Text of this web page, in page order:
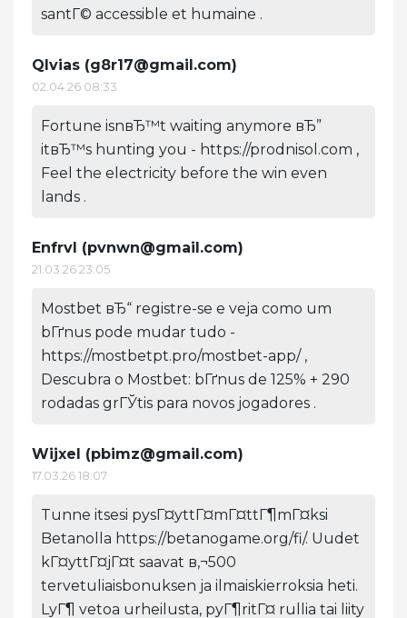
santГ© accessible et humaine .
Qlvias (g8r17@gmail.com)
02.04.26 08:33
Fortune isnвЂ™t waiting anymore вЂ”
itвЂ™s hunting you - https://prodnisol.com ,
Feel the electricity before the win even
lands .
Enfrvl (pvnwn@gmail.com)
21.03.26 23:05
Mostbet вЂ“ registre-se e veja como um
bГґnus pode mudar tudo -
https://mostbetpt.pro/mostbet-app/ ,
Descubra o Mostbet: bГґnus de 125% + 290
rodadas grГЎtis para novos jogadores .
Wijxel (pbimz@gmail.com)
17.03.26 18:07
Tunne itsesi pysГ¤yttГ¤mГ¤ttГ¶mГ¤ksi
Betanolla https://betanogame.org/fi/. Uudet
kГ¤yttГ¤jГ¤t saavat в‚¬500
tervetuliaisbonuksen ja ilmaiskierroksia heti.
LyГ¶ vetoa urheilusta, pyГ¶ritГ¤ rullia tai liity